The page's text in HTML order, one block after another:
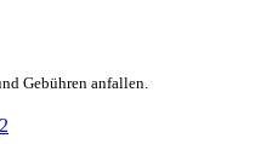
Gebühren anfallen.